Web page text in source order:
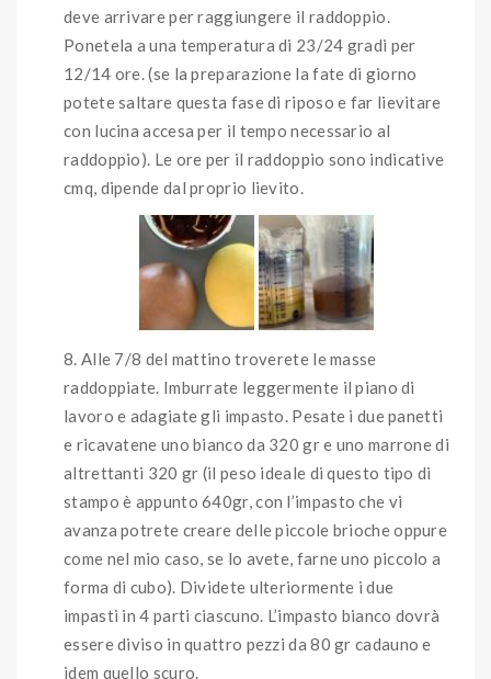
deve arrivare per raggiungere il raddoppio.
Ponetela a una temperatura di 23/24 gradi per
12/14 ore. (se la preparazione la fate di giorno
potete saltare questa fase di riposo e far lievitare
con lucina accesa per il tempo necessario al
raddoppio). Le ore per il raddoppio sono indicative
cmq, dipende dal proprio lievito.
Alle 7/8 del mattino troverete le masse
raddoppiate. Imburrate leggermente il piano di
lavoro e adagiate gli impasto. Pesate i due panetti
e ricavatene uno bianco da 320 gr e uno marrone di
altrettanti 320 gr (il peso ideale di questo tipo di
stampo è appunto 640gr, con l’impasto che vi
avanza potrete creare delle piccole brioche oppure
come nel mio caso, se lo avete, farne uno piccolo a
forma di cubo). Dividete ulteriormente i due
impasti in 4 parti ciascuno. L’impasto bianco dovrà
essere diviso in quattro pezzi da 80 gr cadauno e
idem quello scuro.